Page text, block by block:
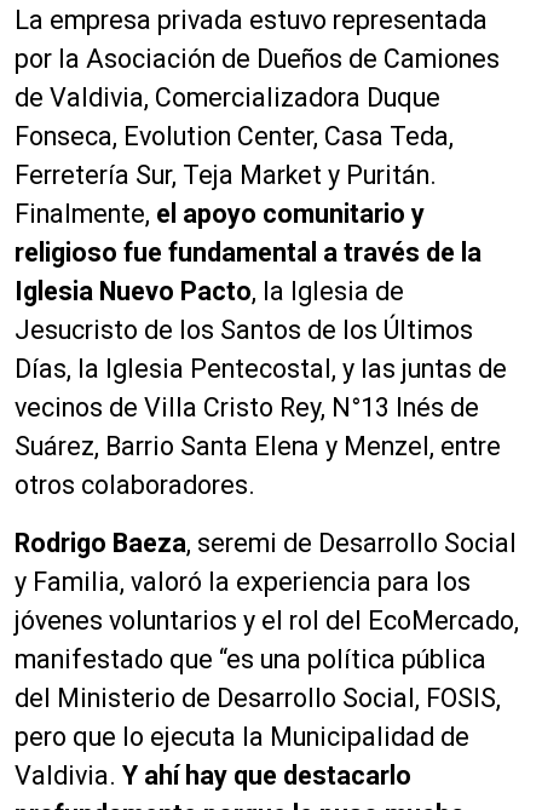
La empresa privada estuvo representada
por la Asociación de Dueños de Camiones
de Valdivia, Comercializadora Duque
Fonseca, Evolution Center, Casa Teda,
Ferretería Sur, Teja Market y Puritán.
Finalmente, el apoyo comunitario y
religioso fue fundamental a través de la
Iglesia Nuevo Pacto, la Iglesia de
Jesucristo de los Santos de los Últimos
Días, la Iglesia Pentecostal, y las juntas de
vecinos de Villa Cristo Rey, N°13 Inés de
Suárez, Barrio Santa Elena y Menzel, entre
otros colaboradores.
Rodrigo Baeza, seremi de Desarrollo Social
y Familia, valoró la experiencia para los
jóvenes voluntarios y el rol del EcoMercado,
manifestado que “es una política pública
del Ministerio de Desarrollo Social, FOSIS,
pero que lo ejecuta la Municipalidad de
Valdivia. Y ahí hay que destacarlo